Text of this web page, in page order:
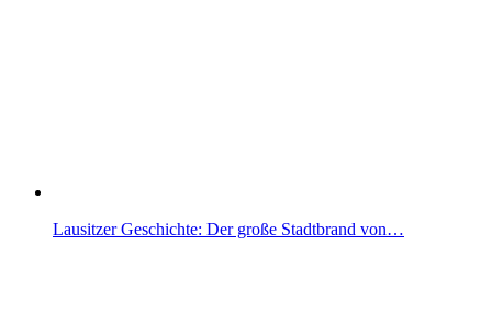
Lausitzer Geschichte: Der große Stadtbrand von…